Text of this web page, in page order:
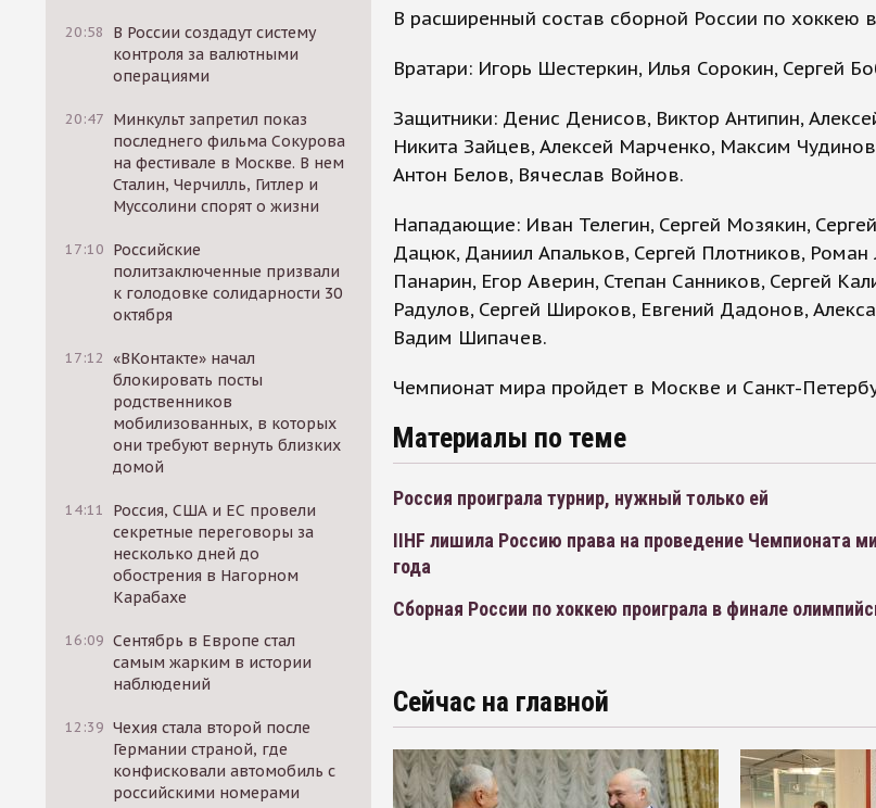
20:58
В России создадут систему
контроля за валютными
операциями
20:47 Минкульт запретил показ
последнего фильма Сокурова
на фестивале в Москве. В нем
Сталин, Черчилль, Гитлер и
Муссолини спорят о жизни
17:10 Российские
политзаключенные призвали
к голодовке солидарности 30
октября
17:12 «ВКонтакте» начал
блокировать посты
родственников
мобилизованных, в которых
они требуют вернуть близких
домой
14:11
Россия, США и ЕС провели
секретные переговоры за
несколько дней до
обострения в Нагорном
Карабахе
16:09 Сентябрь в Европе стал
самым жарким в истории
наблюдений
12:39 Чехия стала второй после
Германии страной, где
конфисковали автомобиль с
российскими номерами
В расширенный состав сборной России по хоккею
Вратари: Игорь Шестеркин, Илья Сорокин, Сергей
Защитники: Денис Денисов, Виктор Антипин,
Никита Зайцев, Алексей Марченко, Максим
Антон Белов, Вячеслав Войнов.
Нападающие: Иван Телегин, Сергей Мозякин,
Дацюк, Даниил Апальков, Сергей Плотников,
Панарин, Егор Аверин, Степан Санников, Сергей
Радулов, Сергей Широков, Евгений Дадонов,
Вадим Шипачев.
Чемпионат мира пройдет в Москве и Санкт-
Материалы по теме
Россия проиграла турнир, нужный только ей
IIHF лишила Россию права на проведение Чемпионата
года
Сборная России по хоккею проиграла в финале
Сейчас на главной